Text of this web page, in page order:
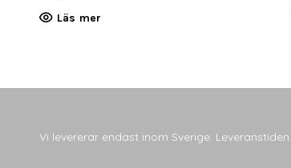
Läs mer
Vi levererar endast inom Sverige.